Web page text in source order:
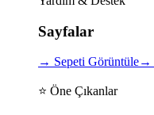
Sayfalar
→ Sepeti Görüntüle→
⭐ Öne Çıkanlar